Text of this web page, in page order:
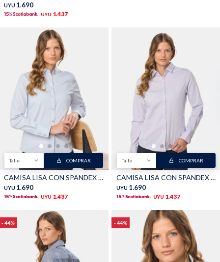
UYU 1.690
UYU 1.437
Talle COMPRAR
CAMISA LISA CON SPANDEX - Celeste
UYU 1.690
UYU 1.437
Talle COMPRAR
CAMISA LISA CON SPANDEX - Lila
UYU 1.690
UYU 1.437
44 44